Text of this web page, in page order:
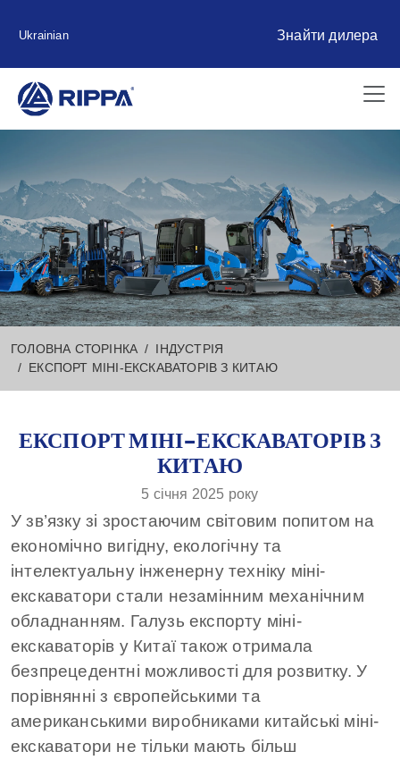
Ukrainian Знайти дилера
ГОЛОВНА СТОРІНКА
ІНДУСТРІЯ
ЕКСПОРТ МІНІ-ЕКСКАВАТОРІВ З КИТАЮ
ЕКСПОРТ МІНІ-ЕКСКАВАТОРІВ З
КИТАЮ
5 січня 2025 року
У зв’язку зі зростаючим світовим попитом на
економічно вигідну, екологічну та
інтелектуальну інженерну техніку міні-
екскаватори стали незамінним механічним
обладнанням. Галузь експорту міні-
екскаваторів у Китаї також отримала
безпрецедентні можливості для розвитку. У
порівнянні з європейськими та
американськими виробниками китайські міні-
екскаватори не тільки мають більш